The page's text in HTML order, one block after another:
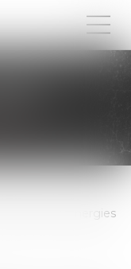
des énergies